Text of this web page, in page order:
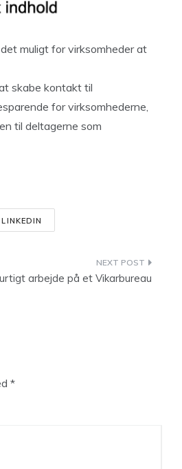
muligt for virksomheder at
skabe kontakt til
for virksomhederne,
til deltagerne som
LINKEDIN
arbejde på et Vikarbureau
*